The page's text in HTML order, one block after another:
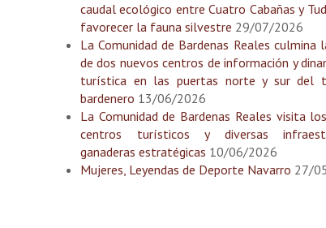
caudal ecológico entre Cuatro Cabañas y
favorecer la fauna silvestre 29/07/2026
La Comunidad de Bardenas Reales culmina
de dos nuevos centros de información y
turística en las puertas norte y sur del
bardenero 13/06/2026
La Comunidad de Bardenas Reales visita
centros turísticos y diversas
ganaderas estratégicas 10/06/2026
Mujeres, Leyendas de Deporte Navarro 27/